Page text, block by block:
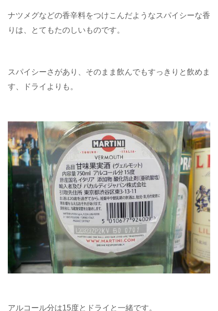
ナツメグなどの香辛料をつけこんだようなスパイシーな香
りは、とてもたのしいものです。
スパイシーさがあり、そのまま飲んでもすっきりと飲めま
す、ドライよりも。
アルコール分は15度とドライと一緒です。